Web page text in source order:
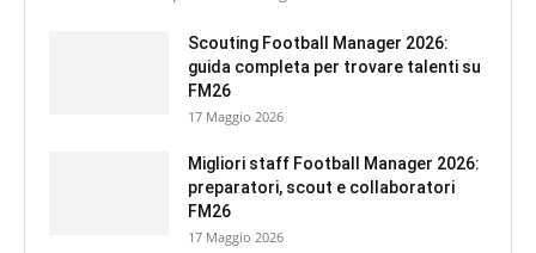
Scouting Football Manager 2026:
guida completa per trovare talenti su
FM26
17 Maggio 2026
Migliori staff Football Manager 2026:
preparatori, scout e collaboratori
FM26
17 Maggio 2026